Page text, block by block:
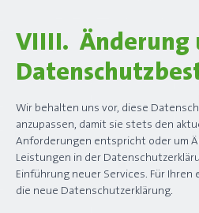
VIIII. Änderung
Wir behalten uns vor, diese
anzupassen, damit sie stets den
Anforderungen entspricht oder um
Leistungen in der
Einführung neuer Services. Für
die neue Datenschutzerklärung.